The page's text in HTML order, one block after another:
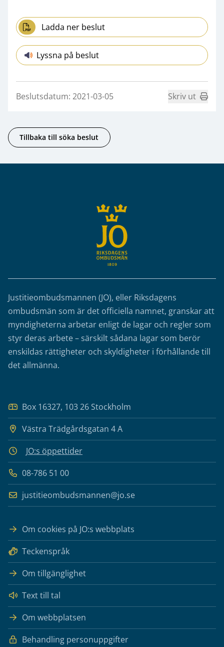
Ladda ner beslut
Lyssna på beslut
Beslutsdatum: 2021-03-05 Skriv ut
Tillbaka till söka beslut
Justitieombudsmannen (JO), eller Riksdagens
ombudsmän som är det officiella namnet, granskar att
myndigheterna arbetar enligt de lagar och regler som
styr deras arbete – särskilt sådana lagar som berör
enskildas rättigheter och skyldigheter i förhållande till
det allmänna.
Box 16327, 103 26 Stockholm
Västra Trädgårdsgatan 4 A
JO:s öppettider
08-786 51 00
justitieombudsmannen@jo.se
Om cookies på JO:s webbplats
Teckenspråk
Om tillgänglighet
Text till tal
Om webbplatsen
Behandling personuppgifter